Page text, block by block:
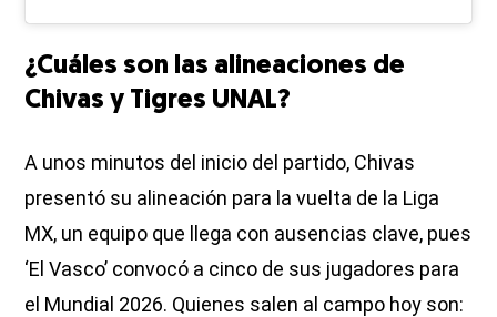
¿Cuáles son las alineaciones de
Chivas y Tigres UNAL?
A unos minutos del inicio del partido, Chivas
presentó su alineación para la vuelta de la Liga
MX, un equipo que llega con ausencias clave, pues
‘El Vasco’ convocó a cinco de sus jugadores para
el Mundial 2026. Quienes salen al campo hoy son: